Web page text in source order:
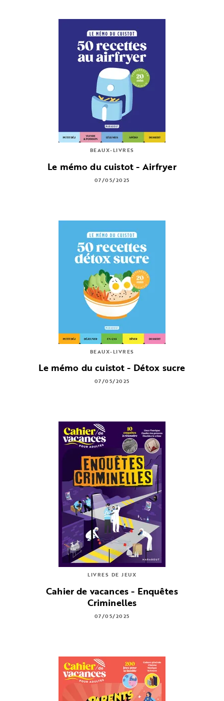
BEAUX-LIVRES
Le mémo du cuistot - Airfryer
07/05/2025
BEAUX-LIVRES
Le mémo du cuistot - Détox sucre
07/05/2025
LIVRES DE JEUX
Cahier de vacances - Enquêtes
Criminelles
07/05/2025